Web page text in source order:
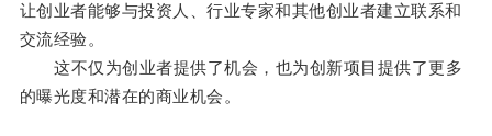
让创业者能够与投资人、行业专家和其他创业者建立联系和
交流经验。
这不仅为创业者提供了机会，也为创新项目提供了更多
的曝光度和潜在的商业机会。